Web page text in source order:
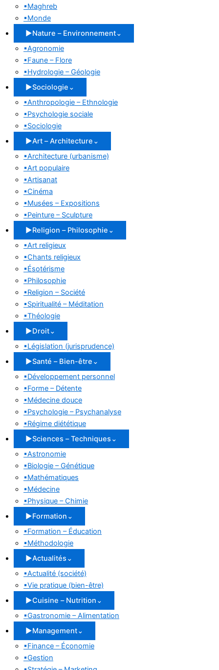
▪Maghreb
▪Monde
▶Nature – Environnement⌄
▪Agronomie
▪Faune – Flore
▪Hydrologie – Géologie
▶Sociologie ⌄
▪Anthropologie – Ethnologie
▪Psychologie sociale
▪Sociologie
▶Art – Architecture ⌄
▪Architecture (urbanisme)
▪Art populaire
▪Artisanat
▪Cinéma
▪Musées – Expositions
▪Peinture – Sculpture
▶Religion – Philosophie ⌄
▪Art religieux
▪Chants religieux
▪Ésotérisme
▪Philosophie
▪Religion – Société
▪Spiritualité – Méditation
▪Théologie
▶Droit⌄
▪Législation (jurisprudence)
▶Santé – Bien-être ⌄
▪Développement personnel
▪Forme – Détente
▪Médecine douce
▪Psychologie – Psychanalyse
▪Régime diététique
▶Sciences – Techniques ⌄
▪Astronomie
▪Biologie – Génétique
▪Mathématiques
▪Médecine
▪Physique – Chimie
▶Formation ⌄
▪Formation – Éducation
▪Méthodologie
▶Actualités ⌄
▪Actualité (société)
▪Vie pratique (bien-être)
▶Cuisine – Nutrition ⌄
▪Gastronomie – Alimentation
▶Management⌄
▪Finance – Économie
▪Gestion